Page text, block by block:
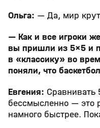
Ольга: — Да, мир
— Как и все игроки
вы пришли из 5×5 и
в «классику» во
поняли, что
Евгения:
бессмысленно — это
намного быстрее.